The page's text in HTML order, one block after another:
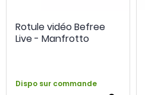
Rotule vidéo Befree
Live - Manfrotto
Dispo sur commande